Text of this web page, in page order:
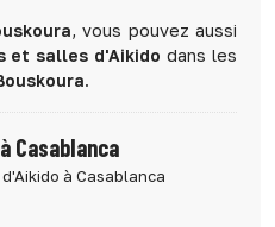
, vous pouvez aussi
et salles d'Aikido dans les
.
Casablanca
à Casablanca